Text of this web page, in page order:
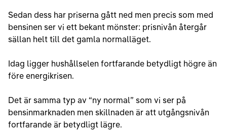
Sedan dess har priserna gått ned men precis som med
bensinen ser vi ett bekant mönster: prisnivån återgår
sällan helt till det gamla normalläget.
Idag ligger hushållselen fortfarande betydligt högre än
före energikrisen.
Det är samma typ av “ny normal” som vi ser på
bensinmarknaden men skillnaden är att utgångsnivån
fortfarande är betydligt lägre.